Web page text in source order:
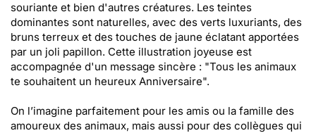
souriante et bien d'autres créatures. Les teintes
dominantes sont naturelles, avec des verts luxuriants, des
bruns terreux et des touches de jaune éclatant apportées
par un joli papillon. Cette illustration joyeuse est
accompagnée d'un message sincère : "Tous les animaux
te souhaitent un heureux Anniversaire".
On l’imagine parfaitement pour les amis ou la famille des
amoureux des animaux, mais aussi pour des collègues qui